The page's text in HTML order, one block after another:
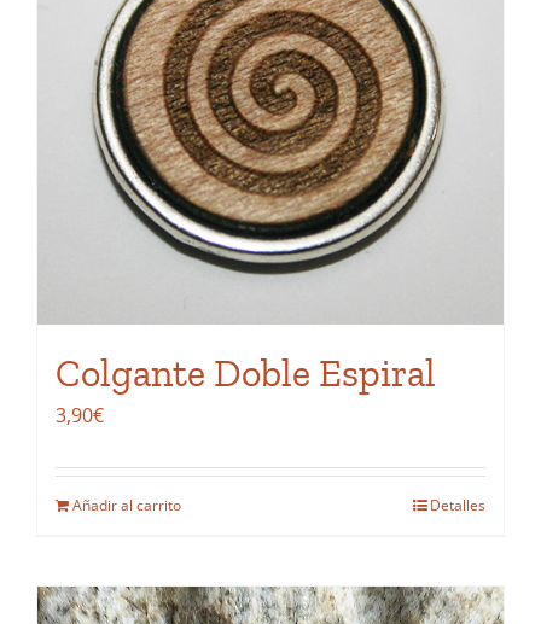
Colgante Doble Espiral
3,90€
Añadir al carrito Detalles